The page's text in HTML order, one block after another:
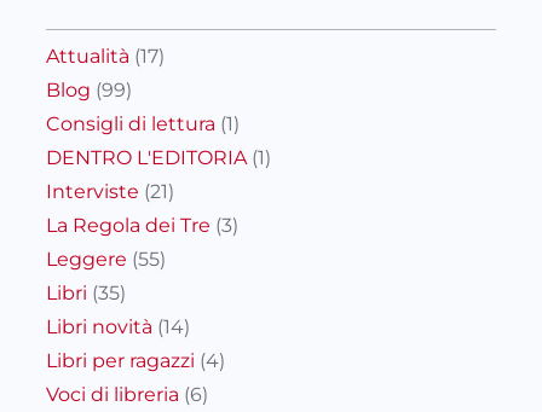
Attualità (17)
Blog (99)
Consigli di lettura (1)
DENTRO L'EDITORIA(1)
Interviste (21)
La Regola dei Tre (3)
Leggere (55)
Libri (35)
Libri novità (14)
Libri per ragazzi (4)
Voci di libreria (6)